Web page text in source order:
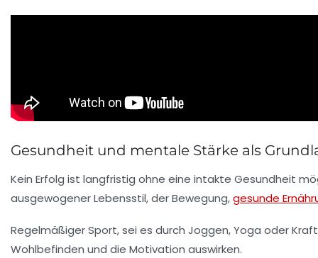
Gesundheit und mentale Stärke als
Kein Erfolg ist langfristig ohne eine intakte Gesundheit
ausgewogener Lebensstil, der Bewegung,gesunde
Regelmäßiger Sport, sei es durch Joggen, Yoga oder
Wohlbefinden und die Motivation auswirken.